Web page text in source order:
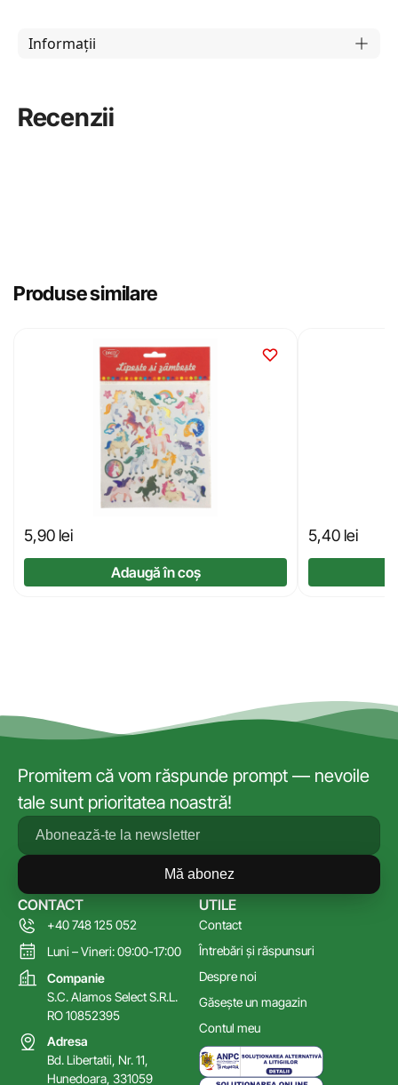
Informații
Recenzii
Produse similare
5,90 lei
Adaugă în coș
5,40 lei
Promitem că vom răspunde prompt — nevoile
tale sunt prioritatea noastră!
Mă abonez
UTILE
Contact
Întrebări și răspunsuri
Despre noi
Găsește un magazin
Contul meu
CONTACT
+40 748 125 052
Luni – Vineri: 09:00-17:00
Companie
S.C. Alamos Select S.R.L.
RO 10852395
Adresa
Bd. Libertatii, Nr. 11,
Hunedoara, 331059